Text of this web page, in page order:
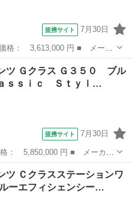
提携サイト 7月30日
： ＣＬＳクラス ■ グレー
ｓｔｅｒ ＡＭＧラインＰ
ツ Ｇクラス Ｇ３５０ ブル
ｓｓｉｃ Ｓｔｙｌ…
提携サイト 7月30日
Ｇクラス ■ グレード
ｓｓｉｃ Ｓｔｙｌｅ チェ
ツ Ｃクラスステーションワ
ーエフィシェンシー…